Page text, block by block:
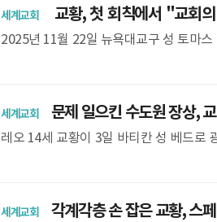
세계교회교황, 첫 회칙에서 "교회의
영’
2025년 11월 22일 뉴욕대교구 성 토마
세계교회문제 일으킨 수도원 장상,
레오 14세 교황이 3일 바티칸 성 베드로
원에서 교회법상 심각한 문제를 일으킨
세계교회각계각층 손 잡은 교황, 스페